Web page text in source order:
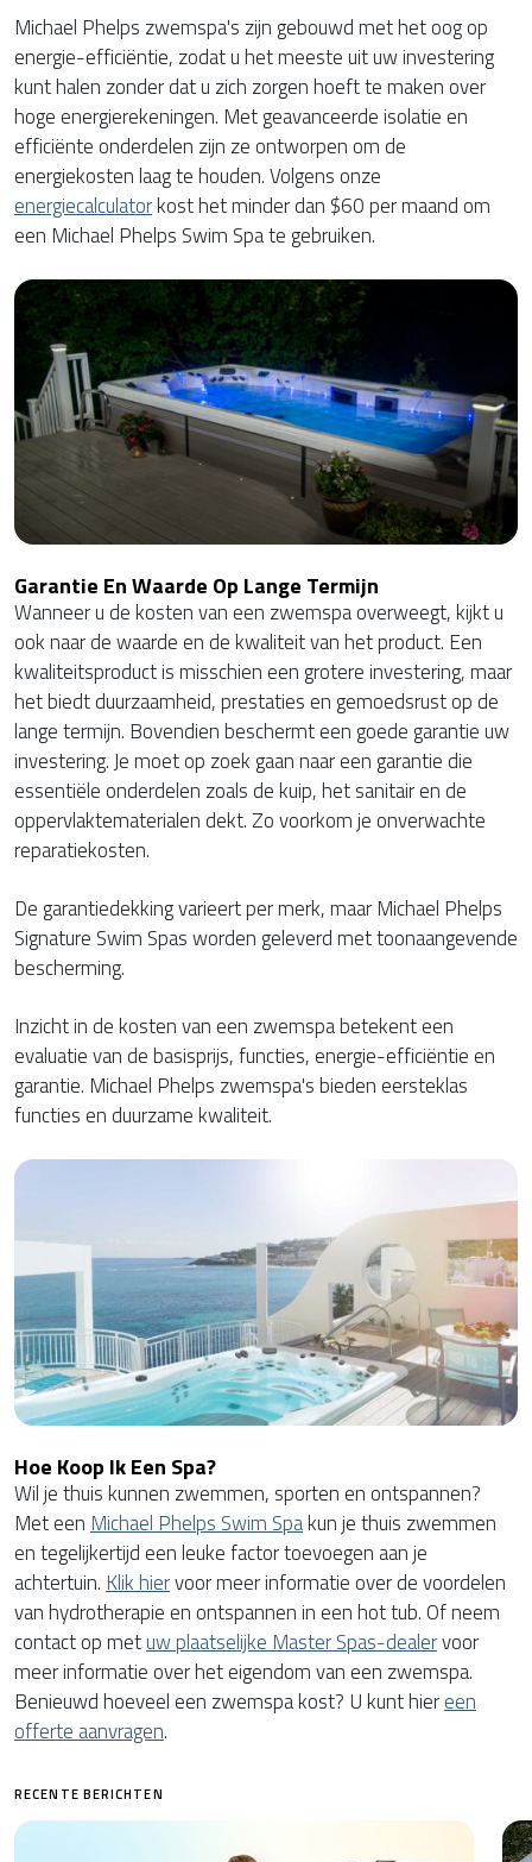
Michael Phelps zwemspa's zijn gebouwd met het oog op
energie-efficiëntie, zodat u het meeste uit uw investering
kunt halen zonder dat u zich zorgen hoeft te maken over
hoge energierekeningen. Met geavanceerde isolatie en
efficiënte onderdelen zijn ze ontworpen om de
energiekosten laag te houden. Volgens onze
energiecalculatorkost het minder dan $60 per maand om
een Michael Phelps Swim Spa te gebruiken.
Garantie En Waarde Op Lange Termijn
Wanneer u de kosten van een zwemspa overweegt, kijkt u
ook naar de waarde en de kwaliteit van het product. Een
kwaliteitsproduct is misschien een grotere investering, maar
het biedt duurzaamheid, prestaties en gemoedsrust op de
lange termijn. Bovendien beschermt een goede garantie uw
investering. Je moet op zoek gaan naar een garantie die
essentiële onderdelen zoals de kuip, het sanitair en de
oppervlaktematerialen dekt. Zo voorkom je onverwachte
reparatiekosten.
De garantiedekking varieert per merk, maar Michael Phelps
Signature Swim Spas worden geleverd met toonaangevende
bescherming.
Inzicht in de kosten van een zwemspa betekent een
evaluatie van de basisprijs, functies, energie-efficiëntie en
garantie. Michael Phelps zwemspa's bieden eersteklas
functies en duurzame kwaliteit.
Hoe Koop Ik Een Spa?
Wil je thuis kunnen zwemmen, sporten en ontspannen?
Met een Michael Phelps Swim Spakun je thuis zwemmen
en tegelijkertijd een leuke factor toevoegen aan je
achtertuin. Klik hiervoor meer informatie over de voordelen
van hydrotherapie en ontspannen in een hot tub. Of neem
contact op metuw plaatselijke Master Spas-dealervoor
meer informatie over het eigendom van een zwemspa.
Benieuwd hoeveel een zwemspa kost? U kunt hiereen
offerte aanvragen.
RECENTE BERICHTEN